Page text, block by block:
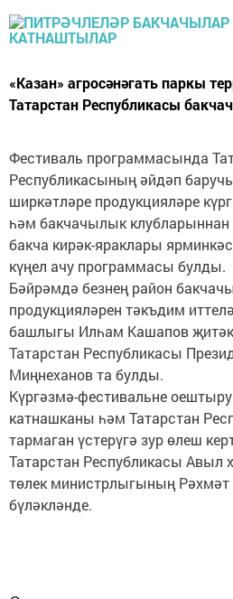
«Казан» агросәнәгать паркы
Татарстан Республикасы
Фестиваль программасында
Республикасының әйдәп
ширкәтләре продукцияләре
һәм бакчачылык клубларыннан
бакча кирәк-яраклары
күңел ачу программасы булды.
Бәйрәмдә безнең район
продукцияләрен тәкъдим
башлыгы Илһам Кашапов
Татарстан Республикасы
Миңнеханов та булды.
Күргәзмә-фестивальне
катнашканы һәм Татарстан
тармаган үстерүгә зур өлеш
Татарстан Республикасы
төлек министрлыгының Рәхмәт
бүләкләнде.